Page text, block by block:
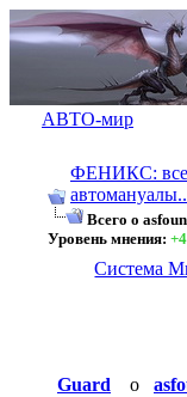
АВТО-мир
ФЕНИКС:
Всего о
Уровень мнения: +4
Система
Guard о